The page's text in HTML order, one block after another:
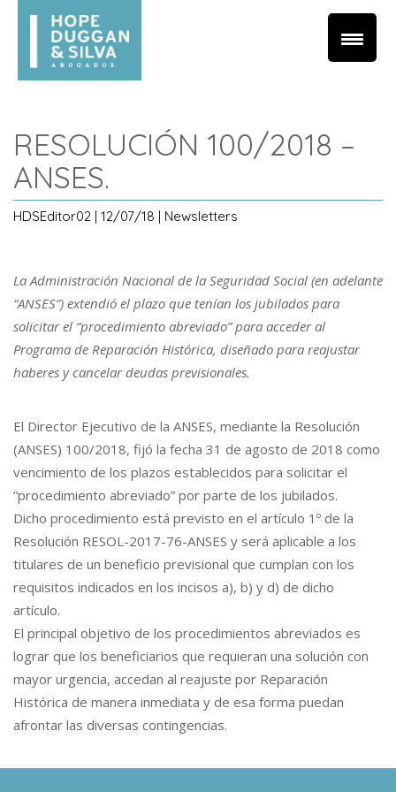
RESOLUCIÓN 100/2018 –
ANSES.
HDSEditor02 | 12/07/18 | Newsletters
La Administración Nacional de la Seguridad Social (en adelante
“ANSES”) extendió el plazo que tenían los jubilados para
solicitar el “procedimiento abreviado” para acceder al
Programa de Reparación Histórica, diseñado para reajustar
haberes y cancelar deudas previsionales.
El Director Ejecutivo de la ANSES, mediante la Resolución
(ANSES) 100/2018, fijó la fecha 31 de agosto de 2018 como
vencimiento de los plazos establecidos para solicitar el
“procedimiento abreviado” por parte de los jubilados.
Dicho procedimiento está previsto en el artículo 1º de la
Resolución RESOL-2017-76-ANSES y será aplicable a los
titulares de un beneficio previsional que cumplan con los
requisitos indicados en los incisos a), b) y d) de dicho
artículo.
El principal objetivo de los procedimientos abreviados es
lograr que los beneficiarios que requieran una solución con
mayor urgencia, accedan al reajuste por Reparación
Histórica de manera inmediata y de esa forma puedan
afrontar las diversas contingencias.